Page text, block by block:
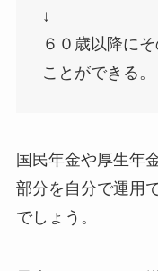
↓
６０歳以降に
ことができる。
国民年金や厚生年
部分を自分で運用
でしょう。